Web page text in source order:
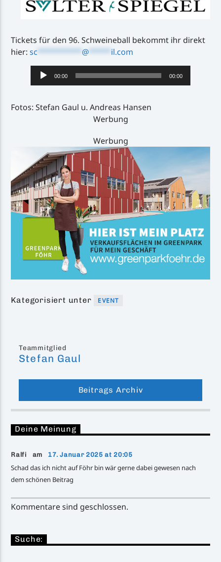
Tickets für den 96. Schweineball bekommt ihr direkt
hier:sc ********** @ ***** il.com
Audio-
Player
00:00 00:00
Fotos: Stefan Gaul u. Andreas Hansen
Werbung
Werbung
Kategorisiert unter EVENT
Teammitglied
Stefan Gaul
Beitrags Archiv
Deine Meinung
Ralfi am 17. Januar 2025 at 20:05
Schad das ich nicht auf Föhr bin wär gerne dabei gewesen nach
dem schönen Beitrag
Kommentare sind geschlossen.
Suche: